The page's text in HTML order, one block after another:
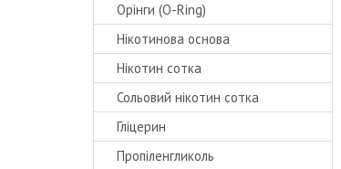
Орінги (O-Ring)
Нікотинова основа
Нікотин сотка
Сольовий нікотин сотка
Гліцерин
Пропіленгликоль